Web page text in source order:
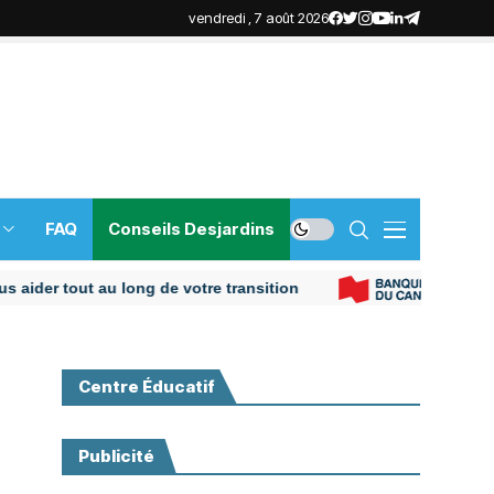
vendredi , 7 août 2026
FAQ Conseils Desjardins
au long de votre transition
Centre Éducatif
Publicité